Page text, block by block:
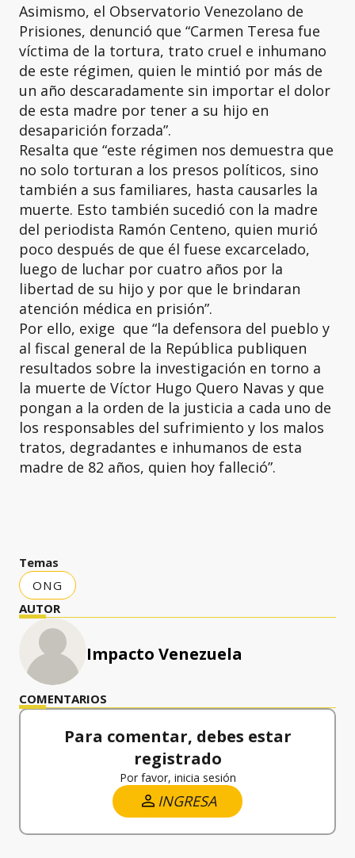
Asimismo, el Observatorio Venezolano de
Prisiones, denunció que “Carmen Teresa fue
víctima de la tortura, trato cruel e inhumano
de este régimen, quien le mintió por más de
un año descaradamente sin importar el dolor
de esta madre por tener a su hijo en
desaparición forzada”.
Resalta que “este régimen nos demuestra que
no solo torturan a los presos políticos, sino
también a sus familiares, hasta causarles la
muerte. Esto también sucedió con la madre
del periodista Ramón Centeno, quien murió
poco después de que él fuese excarcelado,
luego de luchar por cuatro años por la
libertad de su hijo y por que le brindaran
atención médica en prisión”.
Por ello, exige que “la defensora del pueblo y
al fiscal general de la República publiquen
resultados sobre la investigación en torno a
la muerte de Víctor Hugo Quero Navas y que
pongan a la orden de la justicia a cada uno de
los responsables del sufrimiento y los malos
tratos, degradantes e inhumanos de esta
madre de 82 años, quien hoy falleció”.
Temas
ONG
AUTOR
Impacto Venezuela
COMENTARIOS
Para comentar, debes estar
registrado
Por favor, inicia sesión
INGRESA